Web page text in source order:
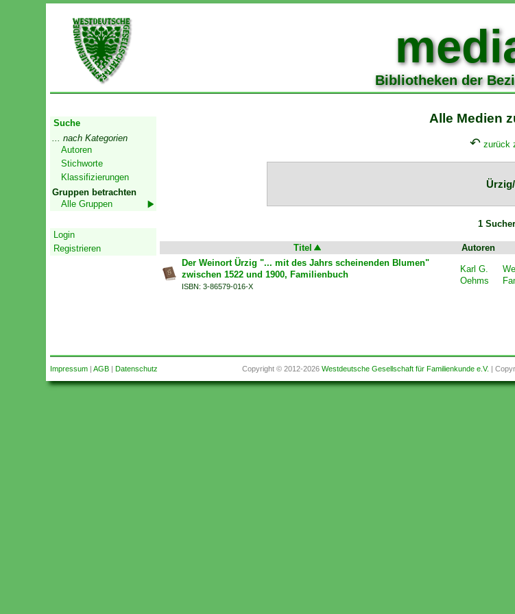
Bibliotheken der
Suche
... nach Kategorien
Autoren
Stichworte
Klassifizierungen
Gruppen betrachten
Alle Gruppen
Login
Registrieren
Alle Medien
↶ zurück
1
Titel Autoren
Der Weinort Ürzig "... mit des Jahrs scheinenden Blumen"
zwischen 1522 und 1900, Familienbuch
ISBN: 3-86579-016-X
Karl G.
Oehms
Impressum| AGB| Datenschutz Copyright © 2012-2026Westdeutsche Gesellschaft für Familienkunde e.V. |